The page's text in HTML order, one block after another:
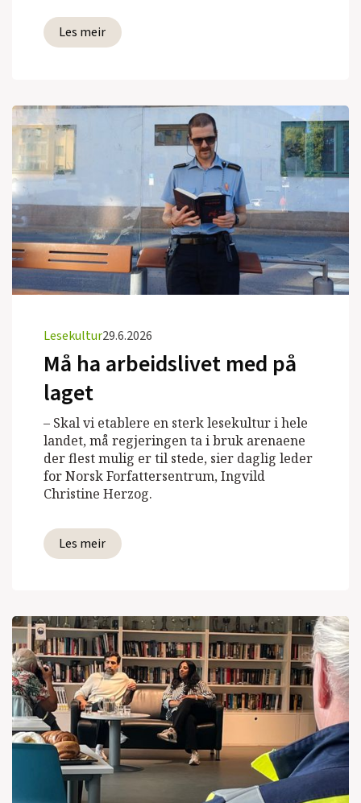
Les meir
Lesekultur29.6.2026
Må ha arbeidslivet med på
laget
– Skal vi etablere en sterk lesekultur i hele
landet, må regjeringen ta i bruk arenaene
der flest mulig er til stede, sier daglig leder
for Norsk Forfattersentrum, Ingvild
Christine Herzog.
Les meir